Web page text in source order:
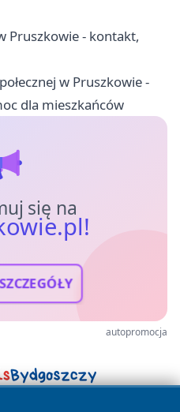
Pruszkowie - kontakt,
w Pruszkowie -
dla mieszkańców
się na
autopromocja